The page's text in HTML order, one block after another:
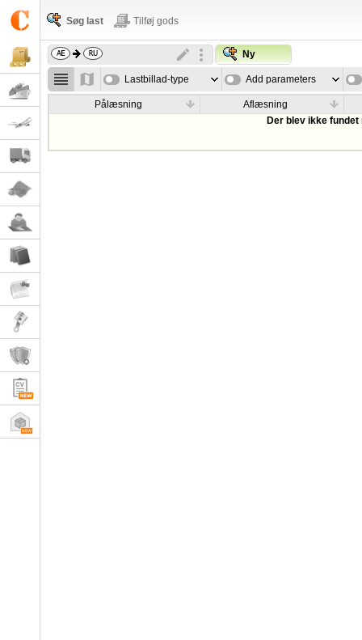
Søg last Tilføj gods
Ny
Lastbillad-type Add parameters
Pålæsning
Aflæsning
Der blev ikke